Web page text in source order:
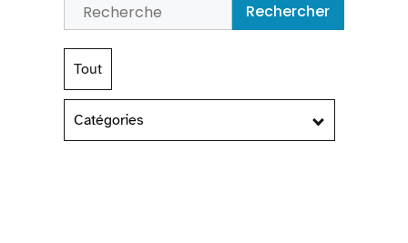
Rechercher
Tout
Catégories